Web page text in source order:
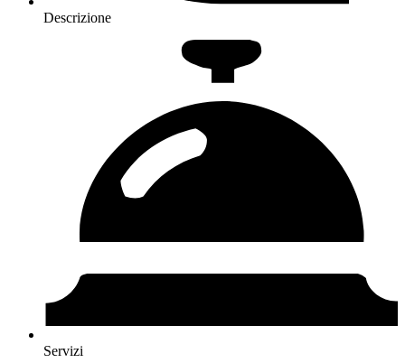
Descrizione
Servizi